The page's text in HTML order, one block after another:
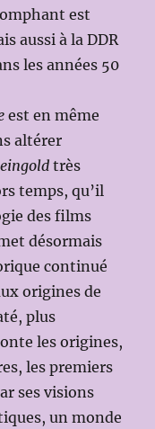
est
aussi à la DDR
les années 50
est en même
altérer
très
temps, qu’il
des films
désormais
continué
origines de
plus
les origines,
les premiers
ses visions
un monde